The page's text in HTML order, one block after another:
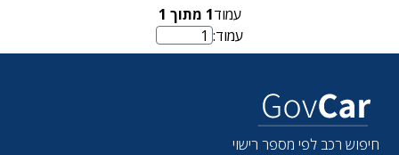
עמוד1 מתוך 1
מספר עמוד
עמוד:
חיפוש רכב לפי מספר רישוי